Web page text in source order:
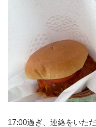
17:00過ぎ、連絡をいた